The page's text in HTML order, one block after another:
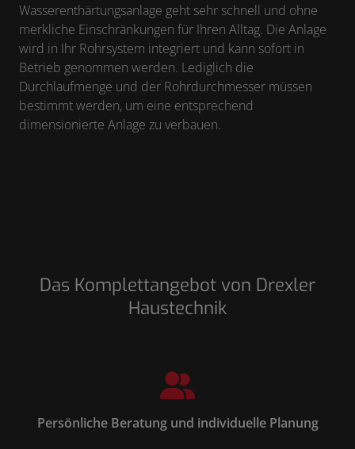
Wasserenthärtungsanlage geht sehr schnell und ohne
merkliche Einschränkungen für Ihren Alltag. Die Anlage
wird in Ihr Rohrsystem integriert und kann sofort in
Betrieb genommen werden. Lediglich die
Durchlaufmenge und der Rohrdurchmesser müssen
bestimmt werden, um eine entsprechend
dimensionierte Anlage zu verbauen.
Das Komplettangebot von Drexler
Haustechnik
Persönliche Beratung und individuelle Planung